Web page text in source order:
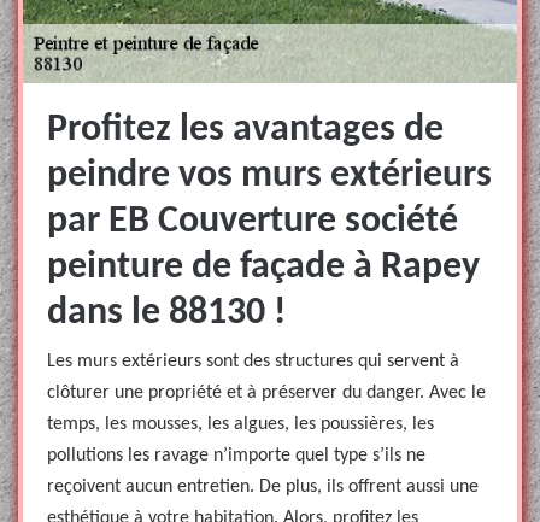
Profitez les avantages de
peindre vos murs extérieurs
par EB Couverture société
peinture de façade à Rapey
dans le 88130 !
Les murs extérieurs sont des structures qui servent à
clôturer une propriété et à préserver du danger. Avec le
temps, les mousses, les algues, les poussières, les
pollutions les ravage n’importe quel type s’ils ne
reçoivent aucun entretien. De plus, ils offrent aussi une